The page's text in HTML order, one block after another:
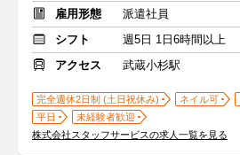
雇用形態
派遣社員
シフト
週5日 1日6時間以上
アクセス
武蔵小杉駅
完全週休2日制 (土日祝休み) ネイル可
平日
未経験者歓迎
株式会社スタッフサービスの求人一覧を見る